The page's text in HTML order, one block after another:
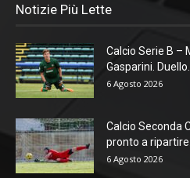
Notizie Più Lette
Calcio Serie B –
Gasparini. Duello...
6 Agosto 2026
Calcio Seconda
pronto a
6 Agosto 2026